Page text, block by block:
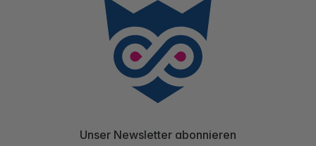
Unser Newsletter abonnieren